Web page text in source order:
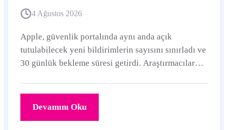
4 Ağustos 2026
Apple, güvenlik portalında aynı anda açık
tutulabilecek yeni bildirimlerin sayısını sınırladı ve
30 günlük bekleme süresi getirdi. Araştırmacılar
Devamını Oku